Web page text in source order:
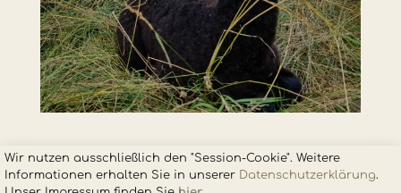
Wir nutzen ausschließlich den "Session-Cookie". Weitere
Informationen erhalten Sie in unserer Datenschutzerklärung.